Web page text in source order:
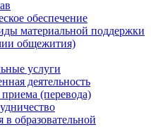
обеспечение
материальной поддержки
общежития)
услуги
деятельность
(перевода)
образовательной